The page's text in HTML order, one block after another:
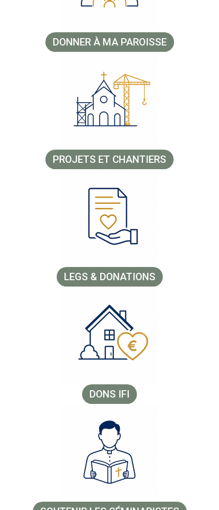
DONNER À MA PAROISSE
PROJETS ET CHANTIERS
LEGS & DONATIONS
DONS IFI